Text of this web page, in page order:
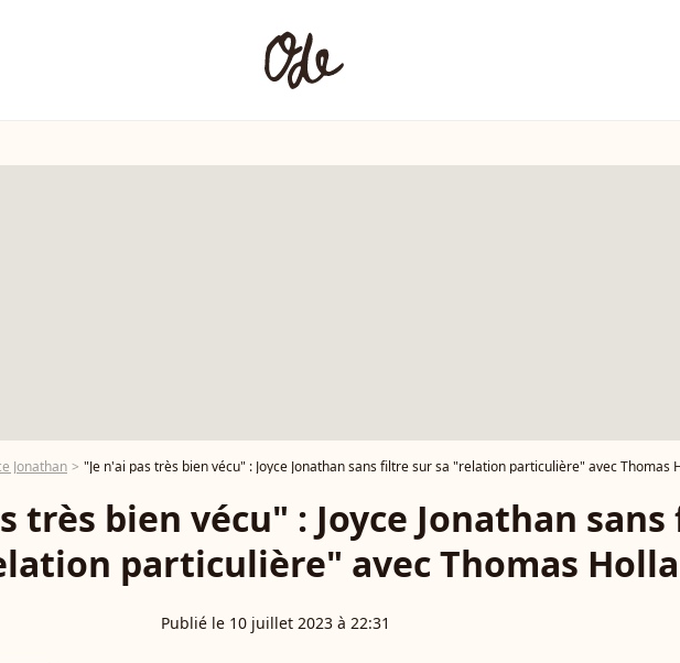
Jonathan "Je n'ai pas très bien vécu" : Joyce Jonathan sans filtre sur sa "relation particulière" avec Thomas
très bien vécu" : Joyce Jonathan
particulière" avec Thomas
Publié le 10 juillet 2023 à 22:31